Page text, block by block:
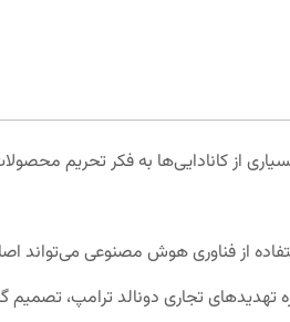
تجاری دونالد ترامپ، تصمیم